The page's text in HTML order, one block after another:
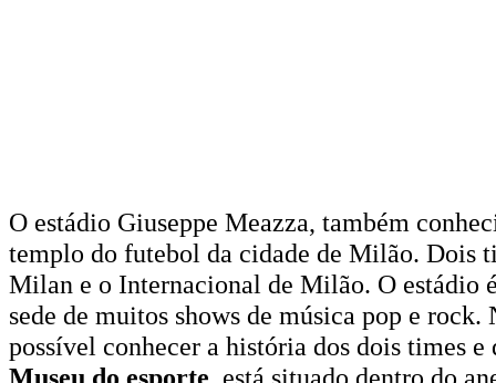
O estádio Giuseppe Meazza, também
templo do futebol da cidade de Milão. Dois
Milan e o Internacional de Milão. O estádio
sede de muitos shows de música pop e rock.
possível conhecer a história dos dois times
Museu do esporte, está situado dentro do